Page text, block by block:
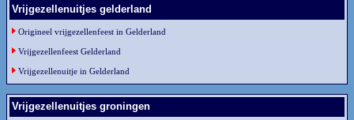
Vrijgezellenuitjes gelderland
Origineel vrijgezellenfeest in Gelderland
Vrijgezellenfeest Gelderland
Vrijgezellenuitje in Gelderland
Vrijgezellenuitjes groningen